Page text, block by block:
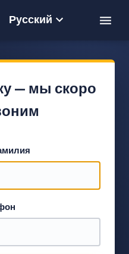
Русский
— мы скоро